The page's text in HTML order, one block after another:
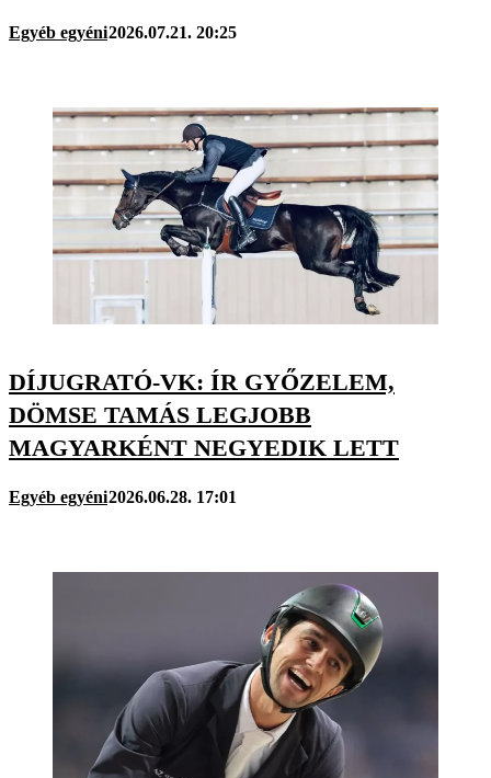
Egyéb egyéni2026.07.21. 20:25
DÍJUGRATÓ-VK: ÍR GYŐZELEM,
DÖMSE TAMÁS LEGJOBB
MAGYARKÉNT NEGYEDIK LETT
Egyéb egyéni2026.06.28. 17:01